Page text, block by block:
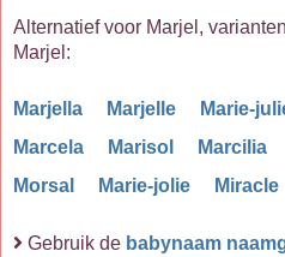
Alternatief voor Marjel,
Marjel:
Marjella Marjelle Marie-
Marcela
Marisol Marcilia
Morsal
Marie-jolie Miracle
Gebruik de babynaam